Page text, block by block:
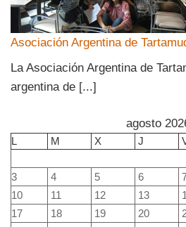
Asociación Argentina de
La Asociación Argentina de
argentina de [...]
agosto
L M X J
3
4 5 6
10
11 12 13
17
18 19 20